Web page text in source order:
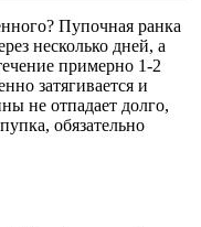
Пупочная ранка
несколько дней, а
примерно 1-2
затягивается и
не отпадает долго,
обязательно